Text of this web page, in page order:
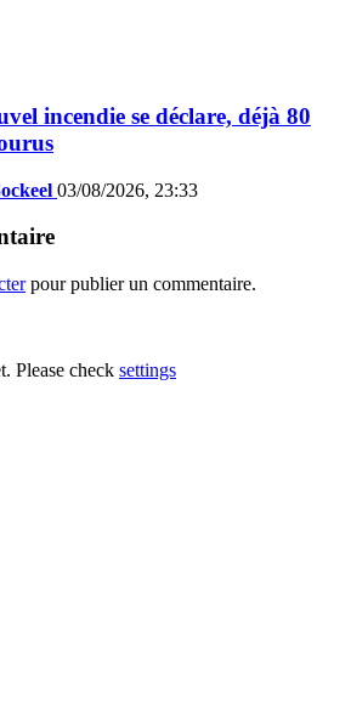
incendie se déclare, déjà 80
03/08/2026, 23:33
pour publier un commentaire.
Please check settings